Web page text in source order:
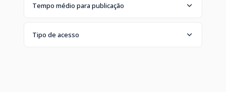
Tempo médio para publicação
Tipo de acesso